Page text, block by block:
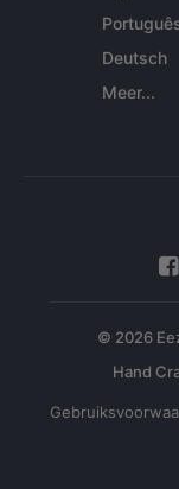
Deutsch
Meer...
© 2026